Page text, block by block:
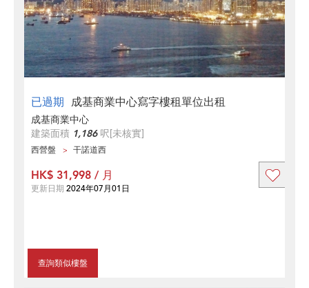
已過期 成基商業中心寫字樓租單位出租
成基商業中心
建築面積 1,186呎[未核實]
西營盤 干諾道西
查詢類似樓盤
HK$ 31,998 / 月
更新日期 2024年07月01日